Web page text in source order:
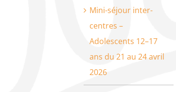
Mini-séjour inter-
centres –
Adolescents 12–17
ans du 21 au 24 avril
2026